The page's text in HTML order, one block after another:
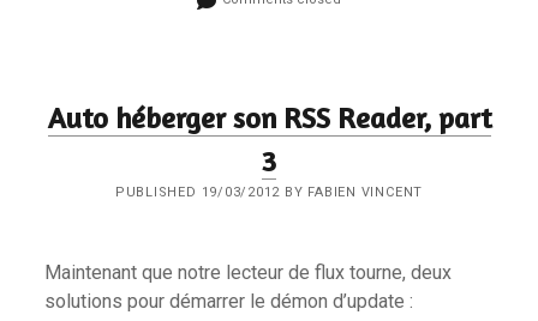
Auto héberger son RSS Reader, part
3
PUBLISHED 19/03/2012 BY FABIEN VINCENT
Maintenant que notre lecteur de flux tourne, deux
solutions pour démarrer le démon d’update :